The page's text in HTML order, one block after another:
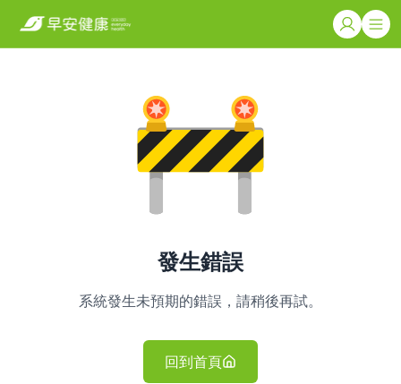
發生錯誤
系統發生未預期的錯誤，請稍後再試。
回到首頁